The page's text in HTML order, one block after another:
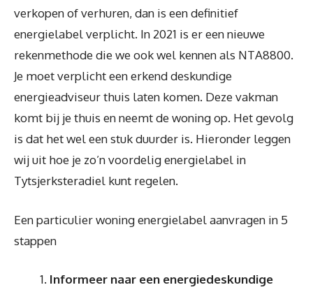
verkopen of verhuren, dan is een definitief
energielabel verplicht. In 2021 is er een nieuwe
rekenmethode die we ook wel kennen als NTA8800.
Je moet verplicht een erkend deskundige
energieadviseur thuis laten komen. Deze vakman
komt bij je thuis en neemt de woning op. Het gevolg
is dat het wel een stuk duurder is. Hieronder leggen
wij uit hoe je zo’n voordelig energielabel in
Tytsjerksteradiel kunt regelen.
Een particulier woning energielabel aanvragen in 5
stappen
Informeer naar een energiedeskundige